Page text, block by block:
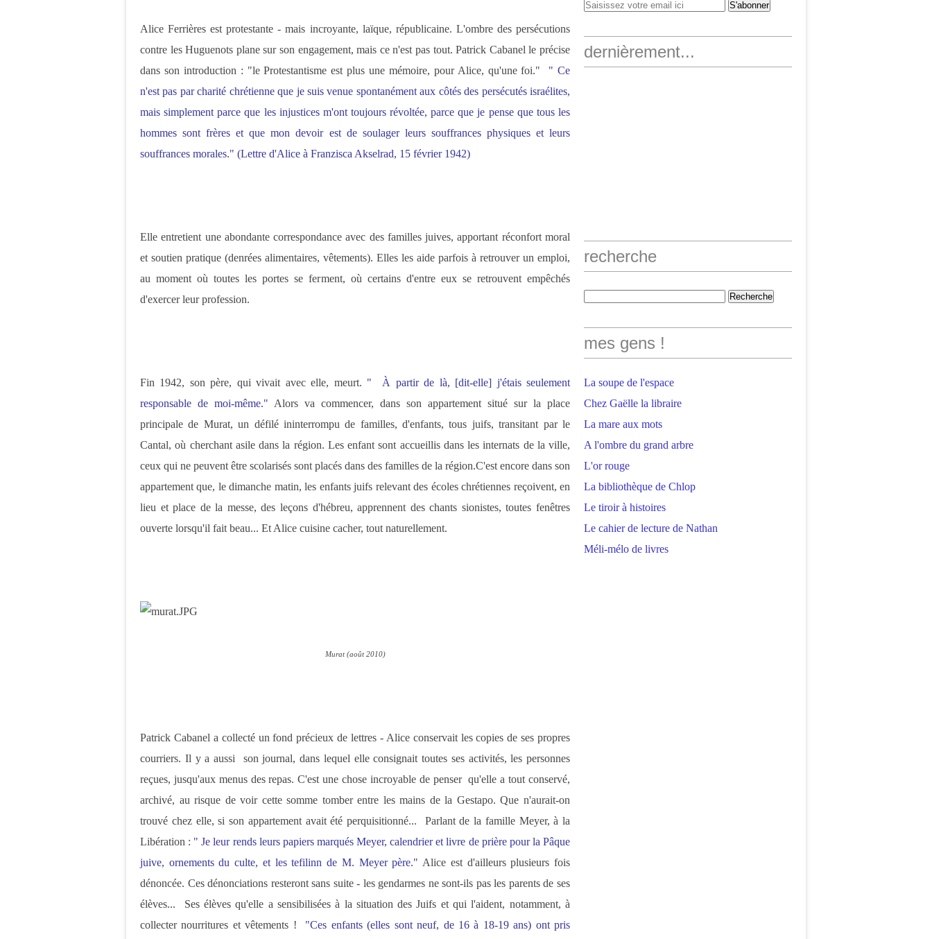
Alice Ferrières est protestante - mais incroyante, laïque, républicaine. L'ombre des persécutions
contre les Huguenots plane sur son engagement, mais ce n'est pas tout. Patrick Cabanel le précise
dans son introduction : "le Protestantisme est plus une mémoire, pour Alice, qu'une foi." " Ce
n'est pas par charité chrétienne que je suis venue spontanément aux côtés des persécutés israélites,
mais simplement parce que les injustices m'ont toujours révoltée, parce que je pense que tous les
hommes sont frères et que mon devoir est de soulager leurs souffrances physiques et leurs
souffrances morales." (Lettre d'Alice à Franzisca Akselrad, 15 février 1942)
Elle entretient une abondante correspondance avec des familles juives, apportant réconfort moral
et soutien pratique (denrées alimentaires, vêtements). Elles les aide parfois à retrouver un emploi,
au moment où toutes les portes se ferment, où certains d'entre eux se retrouvent empêchés
d'exercer leur profession.
Fin 1942, son père, qui vivait avec elle, meurt. " À partir de là, [dit-elle] j'étais seulement
responsable de moi-même." Alors va commencer, dans son appartement situé sur la place
principale de Murat, un défilé ininterrompu de familles, d'enfants, tous juifs, transitant par le
Cantal, où cherchant asile dans la région. Les enfant sont accueillis dans les internats de la ville,
ceux qui ne peuvent être scolarisés sont placés dans des familles de la région.C'est encore dans son
appartement que, le dimanche matin, les enfants juifs relevant des écoles chrétiennes reçoivent, en
lieu et place de la messe, des leçons d'hébreu, apprennent des chants sionistes, toutes fenêtres
ouverte lorsqu'il fait beau... Et Alice cuisine cacher, tout naturellement.
Murat (août 2010)
Patrick Cabanel a collecté un fond précieux de lettres - Alice conservait les copies de ses propres
courriers. Il y a aussi son journal, dans lequel elle consignait toutes ses activités, les personnes
reçues, jusqu'aux menus des repas. C'est une chose incroyable de penser qu'elle a tout conservé,
archivé, au risque de voir cette somme tomber entre les mains de la Gestapo. Que n'aurait-on
trouvé chez elle, si son appartement avait été perquisitionné... Parlant de la famille Meyer, à la
Libération : " Je leur rends leurs papiers marqués Meyer, calendrier et livre de prière pour la Pâque
juive, ornements du culte, et les tefilinn de M. Meyer père." Alice est d'ailleurs plusieurs fois
dénoncée. Ces dénonciations resteront sans suite - les gendarmes ne sont-ils pas les parents de ses
élèves... Ses élèves qu'elle a sensibilisées à la situation des Juifs et qui l'aident, notamment, à
collecter nourritures et vêtements ! "Ces enfants (elles sont neuf, de 16 à 18-19 ans) ont pris
dernièrement...
recherche
mes gens !
La soupe de l'espace
Chez Gaëlle la libraire
La mare aux mots
A l'ombre du grand arbre
L'or rouge
La bibliothèque de Chlop
Le tiroir à histoires
Le cahier de lecture de Nathan
Méli-mélo de livres